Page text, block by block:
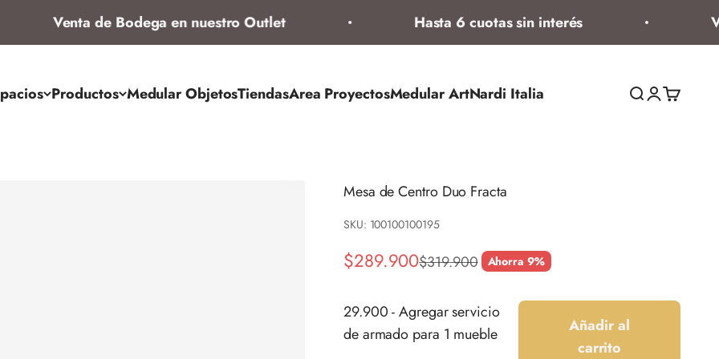
Venta de Bodega en nuestro Outlet Hasta 6 cuotas sin interés
Productos Medular ObjetosTiendasArea ProyectosMedular ArtNardi Italia Abrir búsqueda
AbrirAbrir
Mesa de Centro Duo Fracta
SKU: 100100100195
Precio de oferta
$289.900Precio normal
$319.900 Ahorra 9%
29.900 - Agregar servicio
de armado para 1 mueble
Añadir al
carrito